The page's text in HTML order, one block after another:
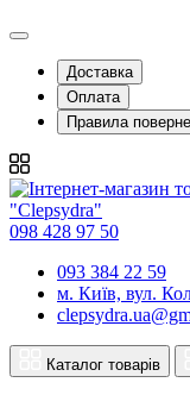
Доставка
Оплата
Правила
098 428 97 50
093 384 22 59
м. Київ, вул.
Каталог товарів